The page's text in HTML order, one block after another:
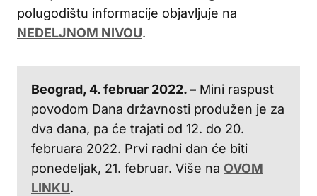
polugodištu informacije objavljuje na
NEDELJNOM NIVOU.
Beograd, 4. februar 2022. – Mini raspust
povodom Dana državnosti produžen je za
dva dana, pa će trajati od 12. do 20.
februara 2022. Prvi radni dan će biti
ponedeljak, 21. februar. Više na OVOM
LINKU.